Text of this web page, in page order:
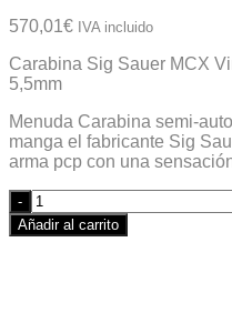
570,01€ IVA incluido
Carabina Sig Sauer MCX
5,5mm
Menuda Carabina semi-
manga el fabricante Sig
arma pcp con una
Quantity
Añadir al carrito